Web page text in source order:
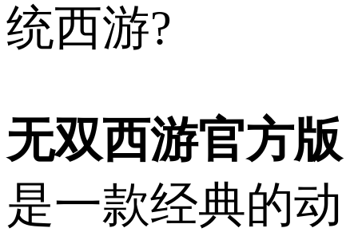
统西游?
无双西游官方版
是一款经典的动